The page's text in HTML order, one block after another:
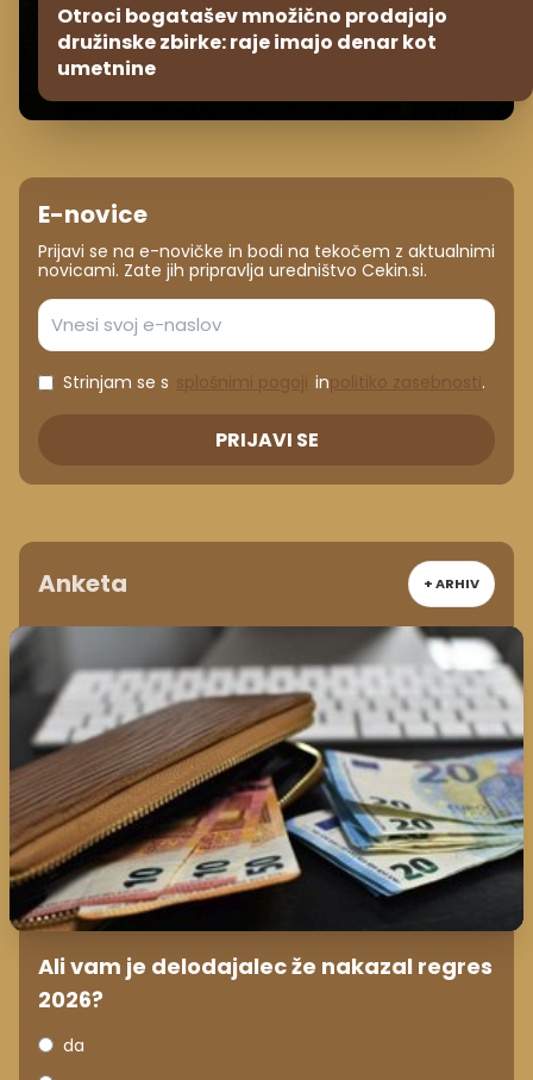
Otroci bogatašev množično prodajajo
družinske zbirke: raje imajo denar kot
umetnine
E-novice
Prijavi se na e-novičke in bodi na tekočem z aktualnimi
novicami. Zate jih pripravlja uredništvo Cekin.si.
Strinjam se s in .
PRIJAVI SE
Anketa + ARHIV
Ali vam je delodajalec že nakazal regres
2026?
da